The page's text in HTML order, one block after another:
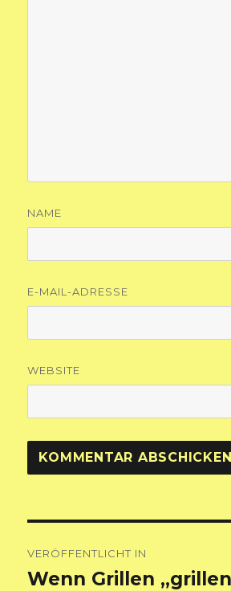
NAME
E-MAIL-ADRESSE
WEBSITE
VERÖFFENTLICHT IN
Wenn Grillen